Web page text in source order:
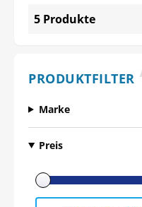
5 Produkte
PRODUKTFILTER
Marke
Preis